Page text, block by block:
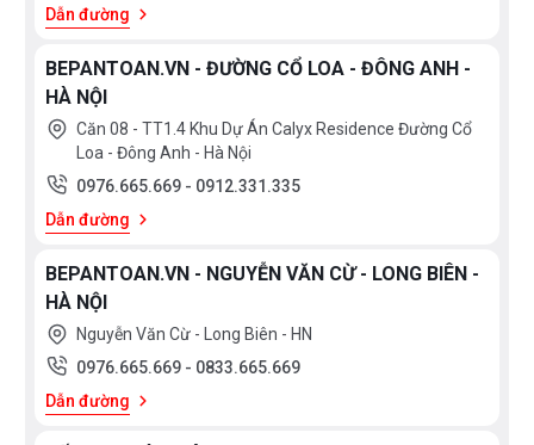
Dẫn đường
BEPANTOAN.VN - ĐƯỜNG CỔ LOA - ĐÔNG ANH -
HÀ NỘI
Căn 08 - TT1.4 Khu Dự Án Calyx Residence Đường Cổ
Loa - Đông Anh - Hà Nội
0976.665.669 - 0912.331.335
Dẫn đường
BEPANTOAN.VN - NGUYỄN VĂN CỪ - LONG BIÊN -
HÀ NỘI
Nguyễn Văn Cừ - Long Biên - HN
0976.665.669 - 0833.665.669
Dẫn đường